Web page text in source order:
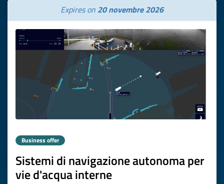
Expires on 20 novembre 2026
Business offer
Sistemi di navigazione autonoma per
vie d'acqua interne